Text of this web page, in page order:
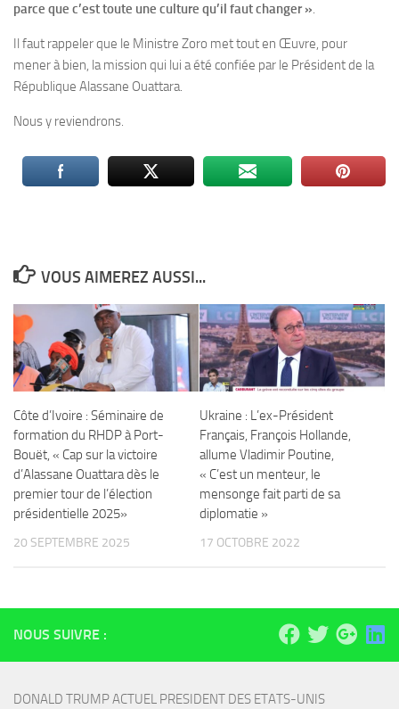
parce que c’est toute une culture qu’il faut changer ».
Il faut rappeler que le Ministre Zoro met tout en Œuvre, pour
mener à bien, la mission qui lui a été confiée par le Président de la
République Alassane Ouattara.
Nous y reviendrons.
VOUS AIMEREZ AUSSI...
Côte d’Ivoire : Séminaire de
formation du RHDP à Port-
Bouët, « Cap sur la victoire
d’Alassane Ouattara dès le
premier tour de l’élection
présidentielle 2025»
20 SEPTEMBRE 2025
Ukraine : L’ex-Président
Français, François Hollande,
allume Vladimir Poutine,
« C’est un menteur, le
mensonge fait parti de sa
diplomatie »
17 OCTOBRE 2022
NOUS SUIVRE :
DONALD TRUMP ACTUEL PRESIDENT DES ETATS-UNIS